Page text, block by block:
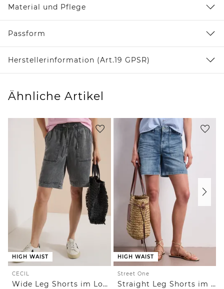
Material und Pflege
Passform
Herstellerinformation (Art.19 GPSR)
Ähnliche Artikel
HIGH WAIST
CECIL
Wide Leg Shorts im Loose Fit
HIGH WAIST
Street One
Straight Leg Shorts im Casual Fit